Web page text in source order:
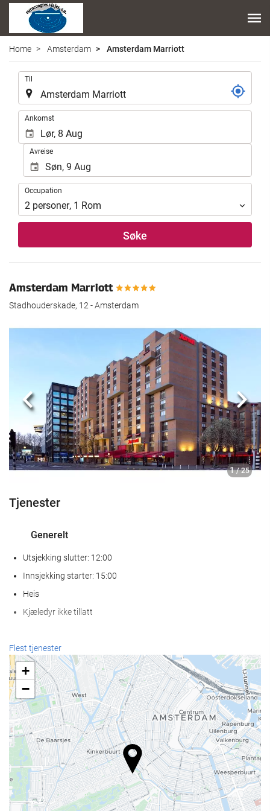
Home Amsterdam Amsterdam Marriott
Til
Ankomst
Avreise
Occupation
Occupation
2 personer, 1 Rom
Søke
Amsterdam Marriott
Stadhouderskade, 12 - Amsterdam
1 / 25
Forrige
Tjenester
Generelt
Utsjekking slutter: 12:00
Innsjekking starter: 15:00
Heis
Kjæledyr ikke tillatt
Resepsjonstjenester
Døgnåpen resepsjon
Bagasjeoppbevaring
Mat og Drikke
À la carte-restaurant
Bar
Forretningsfasiliteter
Flest tjenester
+
−